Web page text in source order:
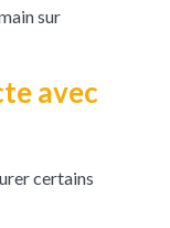
sur
avec
certains